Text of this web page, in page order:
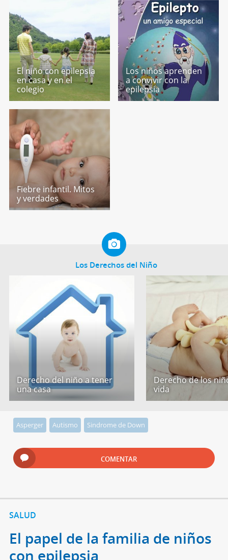
El niño con epilepsia
en casa y en el
colegio
Los niños aprenden
a convivir con la
epilepsia
Fiebre infantil. Mitos
y verdades
Los Derechos del Niño
Derecho del niño a tener
una casa
Derecho de los
vida
Asperger Autismo Sindrome de Down
COMENTAR
SALUD
El papel de la familia de niños
con epilepsia